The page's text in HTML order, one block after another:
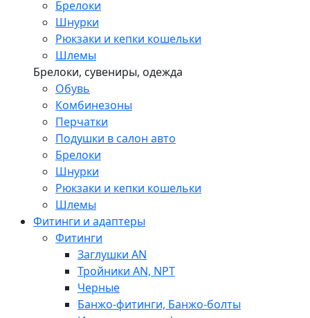
Брелоки
Шнурки
Рюкзаки и кепки кошельки
Шлемы
Брелоки, сувениры, одежда
Обувь
Комбинезоны
Перчатки
Подушки в салон авто
Брелоки
Шнурки
Рюкзаки и кепки кошельки
Шлемы
Фитинги и адаптеры
Фитинги
Заглушки AN
Тройники AN, NPT
Черные
Банжо-фитинги, Банжо-болты